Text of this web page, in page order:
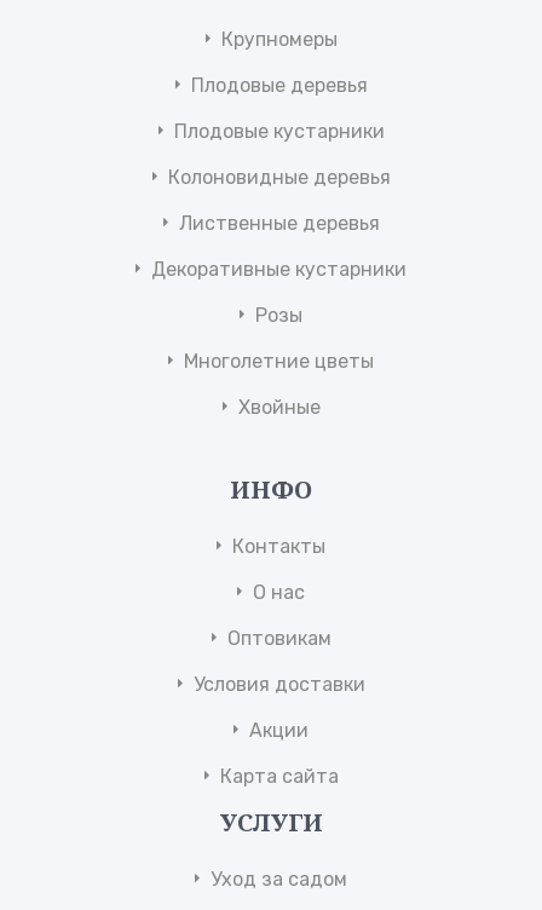
Крупномеры
Плодовые деревья
Плодовые кустарники
Колоновидные деревья
Лиственные деревья
Декоративные кустарники
Розы
Многолетние цветы
Хвойные
ИНФО
Контакты
О нас
Оптовикам
Условия доставки
Акции
Карта сайта
УСЛУГИ
Уход за садом